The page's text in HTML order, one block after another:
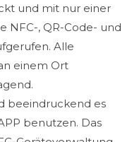
und mit nur einer
NFC-, QR-Code- und
Alle
einem Ort
beeindruckend es
benutzen. Das